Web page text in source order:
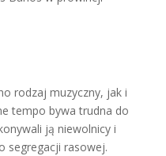
rodzaj muzyczny, jak i
tempo bywa trudna do
ją niewolnicy i
segregacji rasowej.